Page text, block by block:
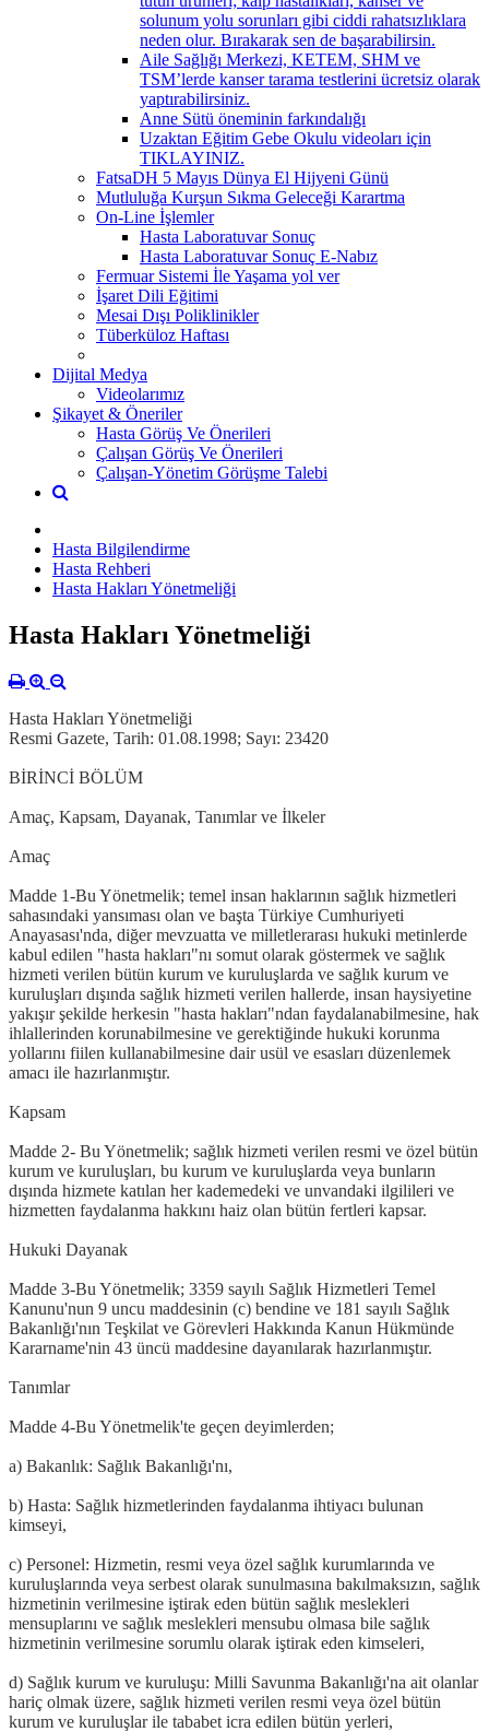
solunum yolu sorunları gibi ciddi rahatsızlıklara
neden olur. Bırakarak sen de başarabilirsin.
Aile Sağlığı Merkezi, KETEM, SHM ve
TSM’lerde kanser tarama testlerini ücretsiz olarak
yaptırabilirsiniz.
Anne Sütü öneminin farkındalığı
Uzaktan Eğitim Gebe Okulu videoları için
TIKLAYINIZ.
FatsaDH 5 Mayıs Dünya El Hijyeni Günü
Mutluluğa Kurşun Sıkma Geleceği Karartma
On-Line İşlemler
Hasta Laboratuvar Sonuç
Hasta Laboratuvar Sonuç E-Nabız
Fermuar Sistemi İle Yaşama yol ver
İşaret Dili Eğitimi
Mesai Dışı Poliklinikler
Tüberküloz Haftası
Dijital Medya
Videolarımız
Şikayet & Öneriler
Hasta Görüş Ve Önerileri
Çalışan Görüş Ve Önerileri
Çalışan-Yönetim Görüşme Talebi
Hasta Bilgilendirme
Hasta Rehberi
Hasta Hakları Yönetmeliği
Hasta Hakları Yönetmeliği
Hasta Hakları Yönetmeliği
Resmi Gazete, Tarih: 01.08.1998; Sayı: 23420
BİRİNCİ BÖLÜM
Amaç, Kapsam, Dayanak, Tanımlar ve İlkeler
Amaç
Madde 1-Bu Yönetmelik; temel insan haklarının sağlık hizmetleri
sahasındaki yansıması olan ve başta Türkiye Cumhuriyeti
Anayasası'nda, diğer mevzuatta ve milletlerarası hukuki metinlerde
kabul edilen "hasta hakları"nı somut olarak göstermek ve sağlık
hizmeti verilen bütün kurum ve kuruluşlarda ve sağlık kurum ve
kuruluşları dışında sağlık hizmeti verilen hallerde, insan haysiyetine
yakışır şekilde herkesin "hasta hakları"ndan faydalanabilmesine, hak
ihlallerinden korunabilmesine ve gerektiğinde hukuki korunma
yollarını fiilen kullanabilmesine dair usül ve esasları düzenlemek
amacı ile hazırlanmıştır.
Kapsam
Madde 2- Bu Yönetmelik; sağlık hizmeti verilen resmi ve özel bütün
kurum ve kuruluşları, bu kurum ve kuruluşlarda veya bunların
dışında hizmete katılan her kademedeki ve unvandaki ilgilileri ve
hizmetten faydalanma hakkını haiz olan bütün fertleri kapsar.
Hukuki Dayanak
Madde 3-Bu Yönetmelik; 3359 sayılı Sağlık Hizmetleri Temel
Kanunu'nun 9 uncu maddesinin (c) bendine ve 181 sayılı Sağlık
Bakanlığı'nın Teşkilat ve Görevleri Hakkında Kanun Hükmünde
Kararname'nin 43 üncü maddesine dayanılarak hazırlanmıştır.
Tanımlar
Madde 4-Bu Yönetmelik'te geçen deyimlerden;
a) Bakanlık: Sağlık Bakanlığı'nı,
b) Hasta: Sağlık hizmetlerinden faydalanma ihtiyacı bulunan
kimseyi,
c) Personel: Hizmetin, resmi veya özel sağlık kurumlarında ve
kuruluşlarında veya serbest olarak sunulmasına bakılmaksızın, sağlık
hizmetinin verilmesine iştirak eden bütün sağlık meslekleri
mensuplarını ve sağlık meslekleri mensubu olmasa bile sağlık
hizmetinin verilmesine sorumlu olarak iştirak eden kimseleri,
d) Sağlık kurum ve kuruluşu: Milli Savunma Bakanlığı'na ait olanlar
hariç olmak üzere, sağlık hizmeti verilen resmi veya özel bütün
kurum ve kuruluşlar ile tababet icra edilen bütün yerleri,